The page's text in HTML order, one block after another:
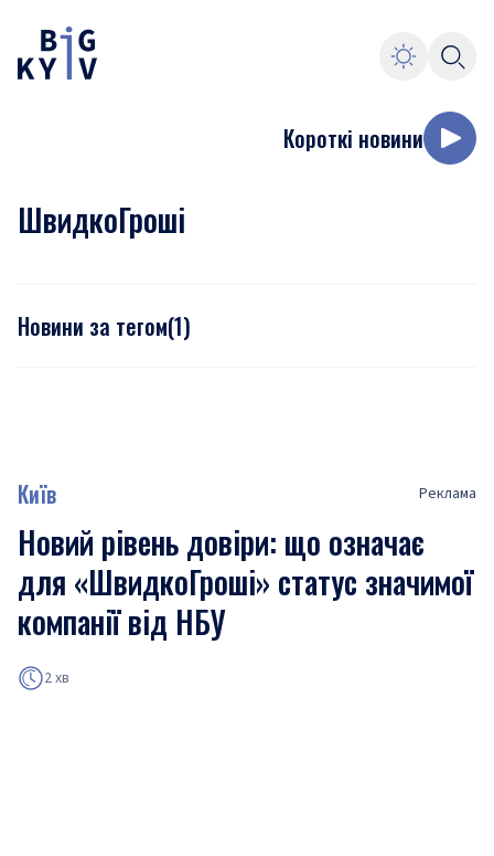
Короткі новини
ШвидкоГроші
Новини за тегом(1)
Київ Реклама
Новий рівень довіри: що означає
для «ШвидкоГроші» статус значимої
компанії від НБУ
2 хв